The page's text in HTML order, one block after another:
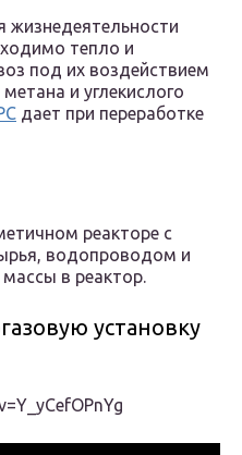
тепло и
под их воздействием
и углекислого
дает при переработке
реакторе с
водопроводом и
в реактор.
установку